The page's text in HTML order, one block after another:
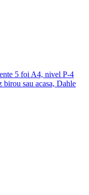
5 foi A4, nivel P-4
sau acasa, Dahle